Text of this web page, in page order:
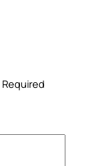
Required